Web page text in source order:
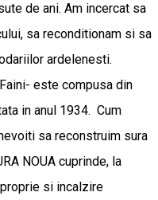
de ani. Am incercat sa
sa reconditionam si sa
ardelenesti.
este compusa din
in anul 1934. Cum
sa reconstruim sura
NOUA cuprinde, la
si incalzire